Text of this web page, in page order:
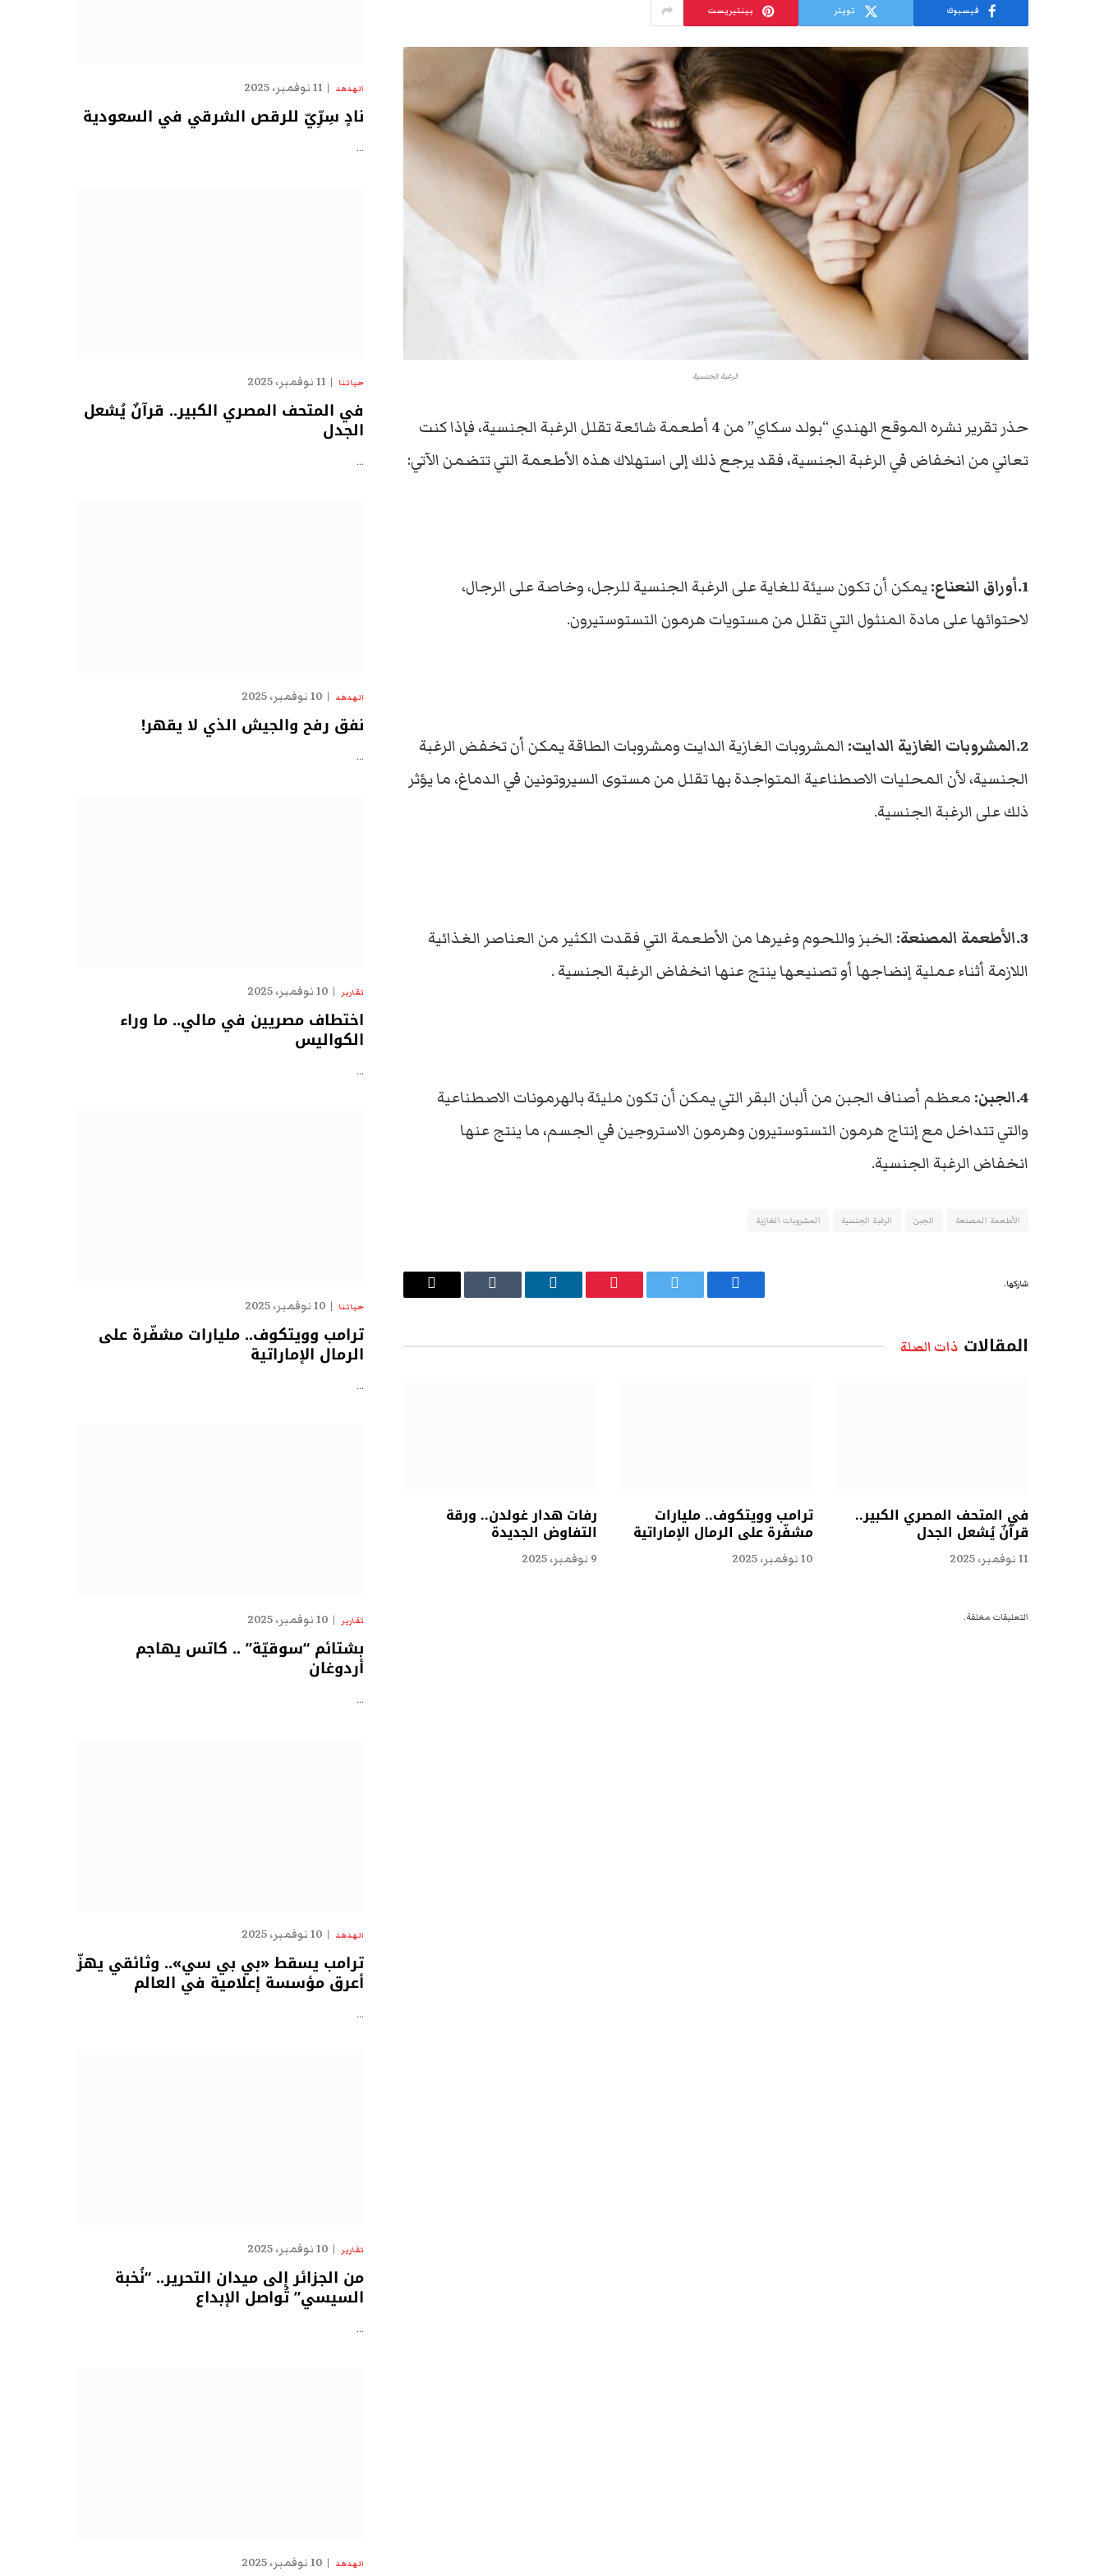
فيسبوك تويتر بينتيريست
الرغبة الجنسية
حذر تقرير نشره الموقع الهندي “بولد سكاي” من 4 أطعمة شائعة تقلل الرغبة الجنسية، فإذا كنت
تعاني من انخفاض في الرغبة الجنسية، فقد يرجع ذلك إلى استهلاك هذه الأطعمة التي تتضمن الآتي:
1.أوراق النعناع:
يمكن أن تكون سيئة للغاية على الرغبة الجنسية للرجل، وخاصة على الرجال،
لاحتوائها على مادة المنثول التي تقلل من مستويات هرمون التستوستيرون.
2.المشروبات الغازية الدايت:
المشروبات الغازية الدايت ومشروبات الطاقة يمكن أن تخفض الرغبة
الجنسية، لأن المحليات الاصطناعية المتواجدة بها تقلل من مستوى السيروتونين في الدماغ، ما يؤثر
ذلك على الرغبة الجنسية.
3.الأطعمة المصنعة:
الخبز واللحوم وغيرها من الأطعمة التي فقدت الكثير من العناصر الغذائية
اللازمة أثناء عملية إنضاجها أو تصنيعها ينتج عنها انخفاض الرغبة الجنسية .
4.الجبن:
معظم أصناف الجبن من ألبان البقر التي يمكن أن تكون مليئة بالهرمونات الاصطناعية
والتي تتداخل مع إنتاج هرمون التستوستيرون وهرمون الاستروجين في الجسم، ما ينتج عنها
انخفاض الرغبة الجنسية.
الأطعمة المصنعة الجبن الرغبة الجنسية المشروبات الغازية
شاركها.
فيسبوك تويتر بينتيريست لينكدإن Tumblr
البريد
المقالات ذات الصلة
في المتحف المصري الكبير..
قرآنٌ يُشعل الجدل
11 نوفمبر، 2025
ترامب وويتكوف.. مليارات
مشفّرة على الرمال الإماراتية
10 نوفمبر، 2025
رفات هدار غولدن.. ورقة
التفاوض الجديدة
9 نوفمبر، 2025
التعليقات مغلقة.
الهدهد 11 نوفمبر، 2025
نادٍ سِرِّيّ للرقص الشرقي في السعودية
…
حياتنا 11 نوفمبر، 2025
في المتحف المصري الكبير.. قرآنٌ يُشعل
الجدل
…
الهدهد 10 نوفمبر، 2025
نفق رفح والجيش الذي لا يقهر!
…
تقارير 10 نوفمبر، 2025
اختطاف مصريين في مالي.. ما وراء
الكواليس
…
حياتنا 10 نوفمبر، 2025
ترامب وويتكوف.. مليارات مشفّرة على
الرمال الإماراتية
…
تقارير 10 نوفمبر، 2025
بشتائم “سوقيّة” .. كاتس يهاجم
أردوغان
…
الهدهد 10 نوفمبر، 2025
ترامب يسقط «بي بي سي».. وثائقي يهزّ
أعرق مؤسسة إعلامية في العالم
…
تقارير 10 نوفمبر، 2025
من الجزائر إلى ميدان التحرير.. “نُخبة
السيسي” تُواصل الإبداع
…
الهدهد 10 نوفمبر، 2025